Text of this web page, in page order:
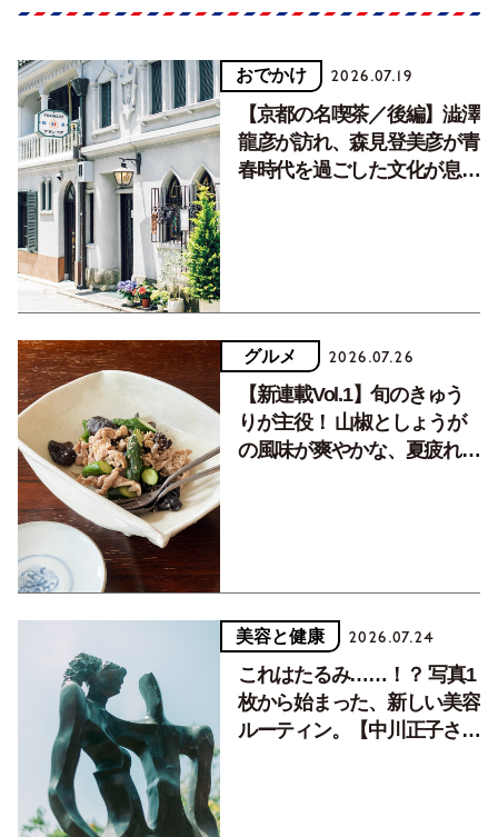
おでかけ 2026.07.19
【京都の名喫茶／後編】澁澤
龍彦が訪れ、森見登美彦が青
春時代を過ごした文化が息づ
グルメ 2026.07.26
【新連載Vol.1】旬のきゅう
りが主役！ 山椒としょうが
の風味が爽やかな、夏疲れを
美容と健康 2026.07.24
これはたるみ……！？ 写真1
枚から始まった、新しい美容
ルーティン。【中川正子さん